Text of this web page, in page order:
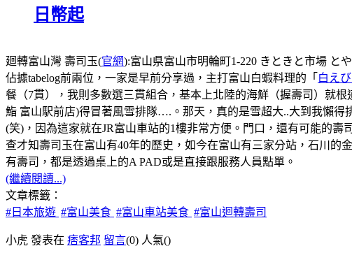
日幣起
廻轉富山灣 壽司玉(官網):富山県富山市明輪町1-220 きときと市場 と
佔據tabelog前兩位，一家是早前分享過，主打富山白蝦料理的「 白え
餐（7貫），我則多數選三貫組合，基本上北陸的海鮮（握壽司）就
鮨 富山駅前店)得冒著風雪排隊….。那天，真的是雪超大..大到我懶得
(笑)，因為這家就在JR富山車站的1樓非常方便。門口，還有可能的
查才知壽司玉在富山有40年的歷史，如今在富山有三家分站，石川的
有壽司，都是透過桌上的A PAD或是直接跟服務人員點單。
(繼續閱讀...)
文章標籤：
#日本旅遊 #富山美食 #富山車站美食 #富山迴轉壽司
小虎 發表在 痞客邦 留言(0) 人氣()